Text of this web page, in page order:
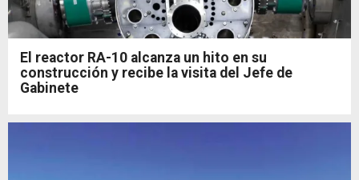
El reactor RA-10 alcanza un hito en su
construcción y recibe la visita del Jefe de
Gabinete